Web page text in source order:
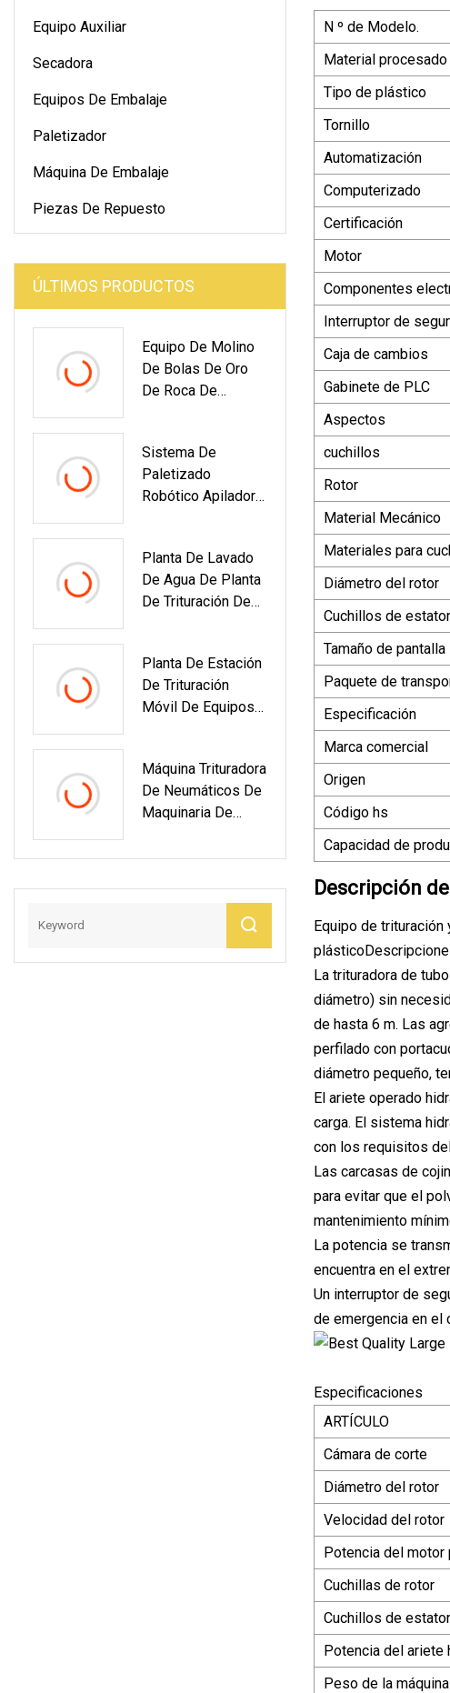
Equipo Auxiliar
Secadora
Equipos De Embalaje
Paletizador
Máquina De Embalaje
Piezas De Repuesto
ÚLTIMOS PRODUCTOS
Equipo De Molino
De Bolas De Oro
De Roca De
De Oro
Sistema De
Paletizado
Robótico Apilador
De Varios Grados
Con Tecnología De
Robot Industrial
Cajas, Cajas,
Bolsas De Cartón
Planta De Lavado
De Agua De Planta
De Trituración De
Planta De Estación
De Trituración
Móvil De Equipos
Máquina Trituradora
De Neumáticos De
Maquinaria De
Completamente
Máquina De Caucho
N º de Modelo.
Material procesado
Tipo de plástico
Tornillo
Automatización
Computerizado
Certificación
Motor
Componentes
Interruptor de
Caja de cambios
Gabinete de PLC
Aspectos
cuchillos
Rotor
Material Mecánico
Materiales para
Diámetro del rotor
Cuchillos de estator
Tamaño de pantalla
Paquete de
Especificación
Marca comercial
Origen
Código hs
Capacidad de
Descripción
Equipo de
La trituradora de
diámetro) sin
de hasta 6 m. Las
perfilado con
diámetro pequeño,
El ariete operado
carga. El sistema
con los requisitos
Las carcasas de
para evitar que el
mantenimiento
La potencia se
encuentra en el
Un interruptor de
de emergencia en el
Especificaciones
ARTÍCULO
Cámara de corte
Diámetro del rotor
Velocidad del rotor
Potencia del motor
Cuchillas de rotor
Cuchillos de estator
Potencia del ariete
Peso de la máquina